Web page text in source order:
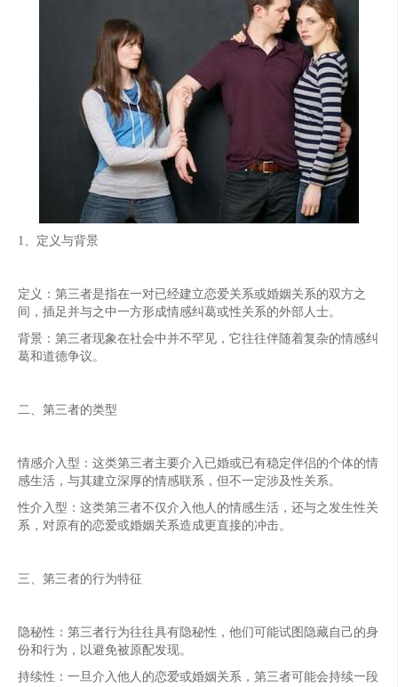
1、定义与背景
定义：第三者是指在一对已经建立恋爱关系或婚姻关系的双方之
间，插足并与之中一方形成情感纠葛或性关系的外部人士。
背景：第三者现象在社会中并不罕见，它往往伴随着复杂的情感纠
葛和道德争议。
二、第三者的类型
情感介入型：这类第三者主要介入已婚或已有稳定伴侣的个体的情
感生活，与其建立深厚的情感联系，但不一定涉及性关系。
性介入型：这类第三者不仅介入他人的情感生活，还与之发生性关
系，对原有的恋爱或婚姻关系造成更直接的冲击。
三、第三者的行为特征
隐秘性：第三者行为往往具有隐秘性，他们可能试图隐藏自己的身
份和行为，以避免被原配发现。
持续性：一旦介入他人的恋爱或婚姻关系，第三者可能会持续一段